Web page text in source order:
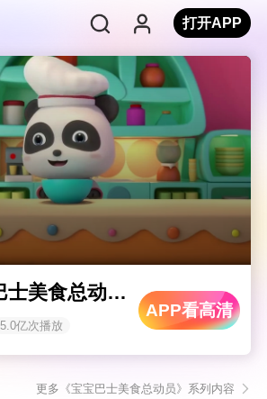
打开APP
宝宝巴士美食总动员 第一季
5.0亿次播放
APP看高清
更多《宝宝巴士美食总动员》系列内容